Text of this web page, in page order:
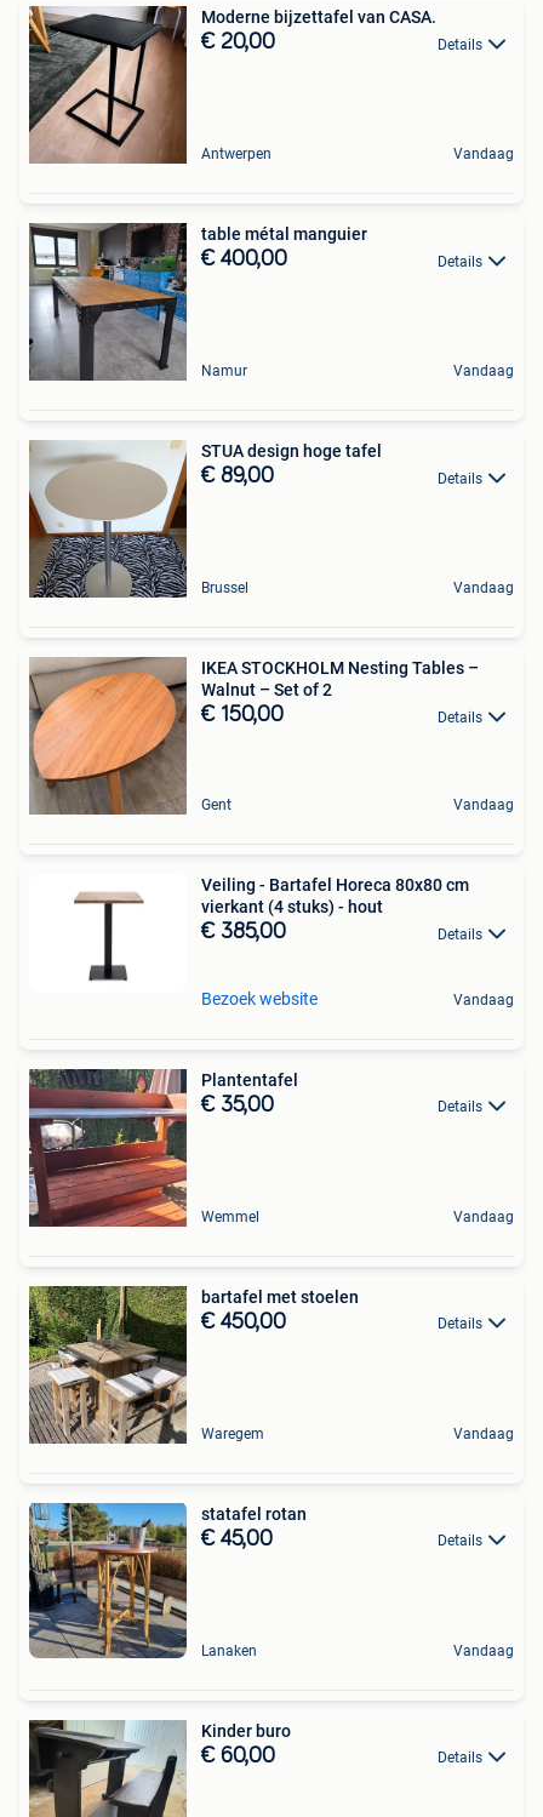
Moderne bijzettafel van CASA.
€ 20,00 Details
Antwerpen Vandaag
table métal manguier
€ 400,00 Details
Namur Vandaag
STUA design hoge tafel
€ 89,00 Details
Brussel Vandaag
IKEA STOCKHOLM Nesting Tables –
Walnut – Set of 2
€ 150,00 Details
Gent Vandaag
Veiling - Bartafel Horeca 80x80 cm
vierkant (4 stuks) - hout
€ 385,00 Details
Bezoek website Vandaag
Plantentafel
€ 35,00 Details
Wemmel Vandaag
bartafel met stoelen
€ 450,00 Details
Waregem Vandaag
statafel rotan
€ 45,00 Details
Lanaken Vandaag
Kinder buro
€ 60,00 Details